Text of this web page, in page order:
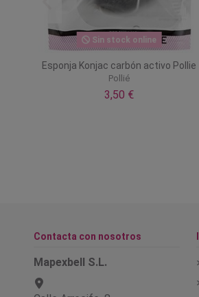
Sin stock online
Esponja Konjac carbón activo Pollie
Pollié
3,50 €
Contacta con nosotros
Mapexbell S.L.